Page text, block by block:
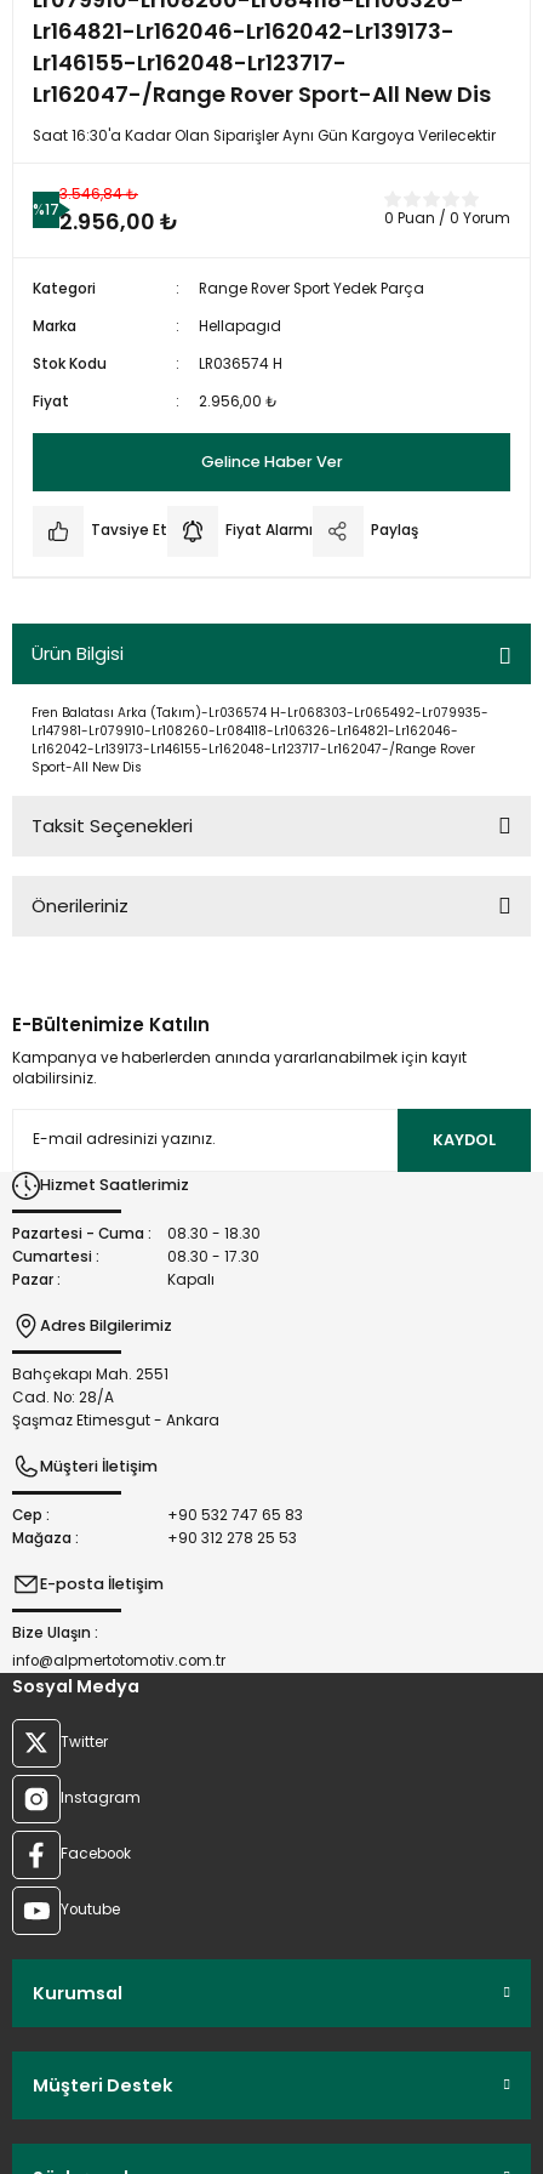
Lr164821-Lr162046-Lr162042-Lr139173-
Lr146155-Lr162048-Lr123717-
Lr162047-/Range Rover Sport-All New Dis
Saat 16:30'a Kadar Olan Siparişler Aynı Gün Kargoya Verilecektir
%17
3.546,84 ₺
2.956,00 ₺ 0 Puan / 0 Yorum
Kategori
Range Rover Sport Yedek Parça
Marka
Hellapagıd
Stok Kodu
LR036574 H
Fiyat
2.956,00 ₺
Gelince Haber Ver
Tavsiye Et Fiyat Alarmı Paylaş
Ürün Bilgisi
Fren Balatası Arka (Takım)-Lr036574 H-Lr068303-Lr065492-Lr079935-
Lr147981-Lr079910-Lr108260-Lr084118-Lr106326-Lr164821-Lr162046-
Lr162042-Lr139173-Lr146155-Lr162048-Lr123717-Lr162047-/Range Rover
Sport-All New Dis
Taksit Seçenekleri
Önerileriniz
kullanarak tarafımıza iletebilirsiniz.
Görüş ve önerileriniz için teşekkür ederiz.
Ürün açıklamasında eksik bilgiler bulunuyor.
Bu ürüne benzer farklı alternatifler olmalı.
E-Bültenimize Katılın
Kampanya ve haberlerden anında yararlanabilmek için kayıt
olabilirsiniz.
KAYDOL
Hizmet Saatlerimiz
Pazartesi - Cuma :
08.30 - 18.30
Cumartesi :
08.30 - 17.30
Pazar :
Kapalı
Adres Bilgilerimiz
Bahçekapı Mah. 2551
Cad. No: 28/A
Şaşmaz Etimesgut - Ankara
Müşteri İletişim
Cep :
+90 532 747 65 83
Mağaza :
+90 312 278 25 53
E-posta İletişim
Bize Ulaşın :
info@alpmertotomotiv.com.tr
Sosyal Medya
Twitter
Instagram
Facebook
Youtube
Kurumsal
Müşteri Destek